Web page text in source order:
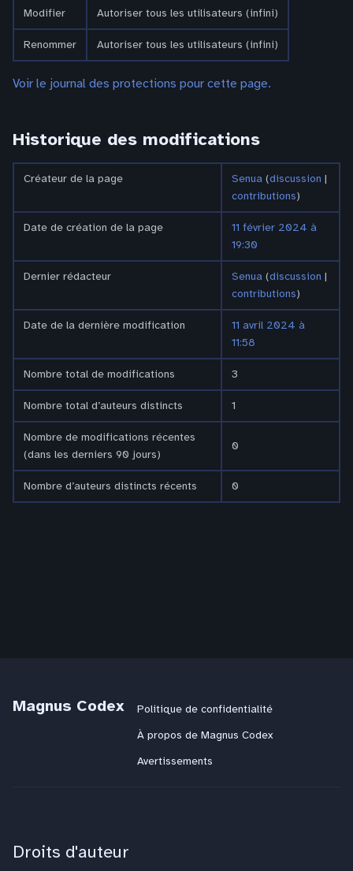
Modifier Autoriser tous les utilisateurs (infini)
Renommer Autoriser tous les utilisateurs (infini)
Voir le journal des protections pour cette page.
Historique des modifications
Créateur de la page Senua (discussion |
contributions)
Date de création de la page
11 février 2024 à
19:30
Dernier rédacteur Senua (discussion |
contributions)
Date de la dernière modification
11 avril 2024 à
11:58
Nombre total de modifications 3
Nombre total d’auteurs distincts 1
Nombre de modifications récentes
(dans les derniers 90 jours)
0
Nombre d’auteurs distincts récents 0
Magnus Codex
Politique de confidentialité
À propos de Magnus Codex
Avertissements
Droits d'auteur